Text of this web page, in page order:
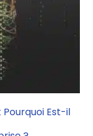
Est-il